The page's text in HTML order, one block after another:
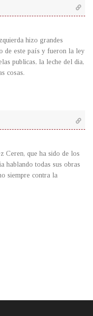
hizo grandes
de este país y fueron la ley
publicas, la leche del dia,
cosas.
Ceren, que ha sido de los
hablando todas sus obras
siempre contra la